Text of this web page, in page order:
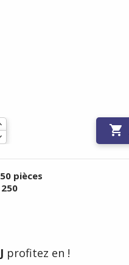

pièces
250
profitez en !